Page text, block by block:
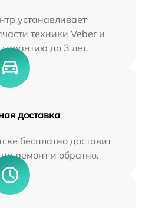
устанавливает
техники Veber и
до 3 лет.
доставка
бесплатно доставит
ремонт и обратно.